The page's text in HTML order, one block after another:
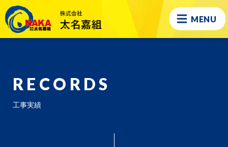
MENU
RECORDS
工事実績